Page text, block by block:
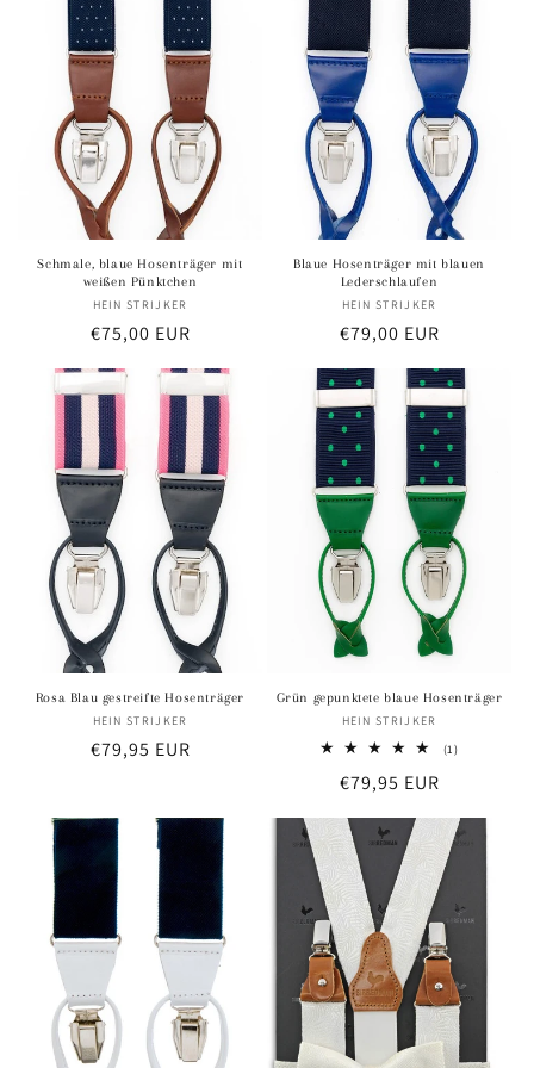
Schmale, blaue Hosenträger mit
weißen Pünktchen
Anbieter:
HEIN STRIJKER
Normaler
€75,00 EUR
Blaue Hosenträger mit blauen
Lederschlaufen
Anbieter:
HEIN STRIJKER
Normaler
€79,00 EUR
Rosa Blau gestreifte Hosenträger
Anbieter:
HEIN STRIJKER
Normaler
€79,95 EUR
Grün gepunktete blaue Hosenträger
Anbieter:
HEIN STRIJKER
(1)1
Normaler
€79,95 EUR